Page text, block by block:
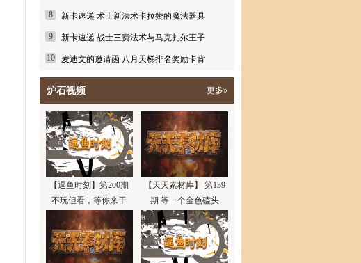
8 新卡速递 术士新法术卡拉赞的魔法器具
9 新卡速递 战士三费法术与马克扎尔王子
10 麦迪文的邀请函 八月天梯排名奖励卡背
炉石视频 更多»
【逗鱼时刻】第200期
不玩但看，等你来干
【天天素材库】 第139
期 等一个金色磕头